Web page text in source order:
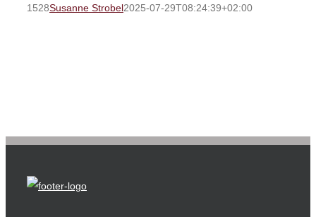
1528Susanne Strobel2025-07-29T08:24:39+02:00